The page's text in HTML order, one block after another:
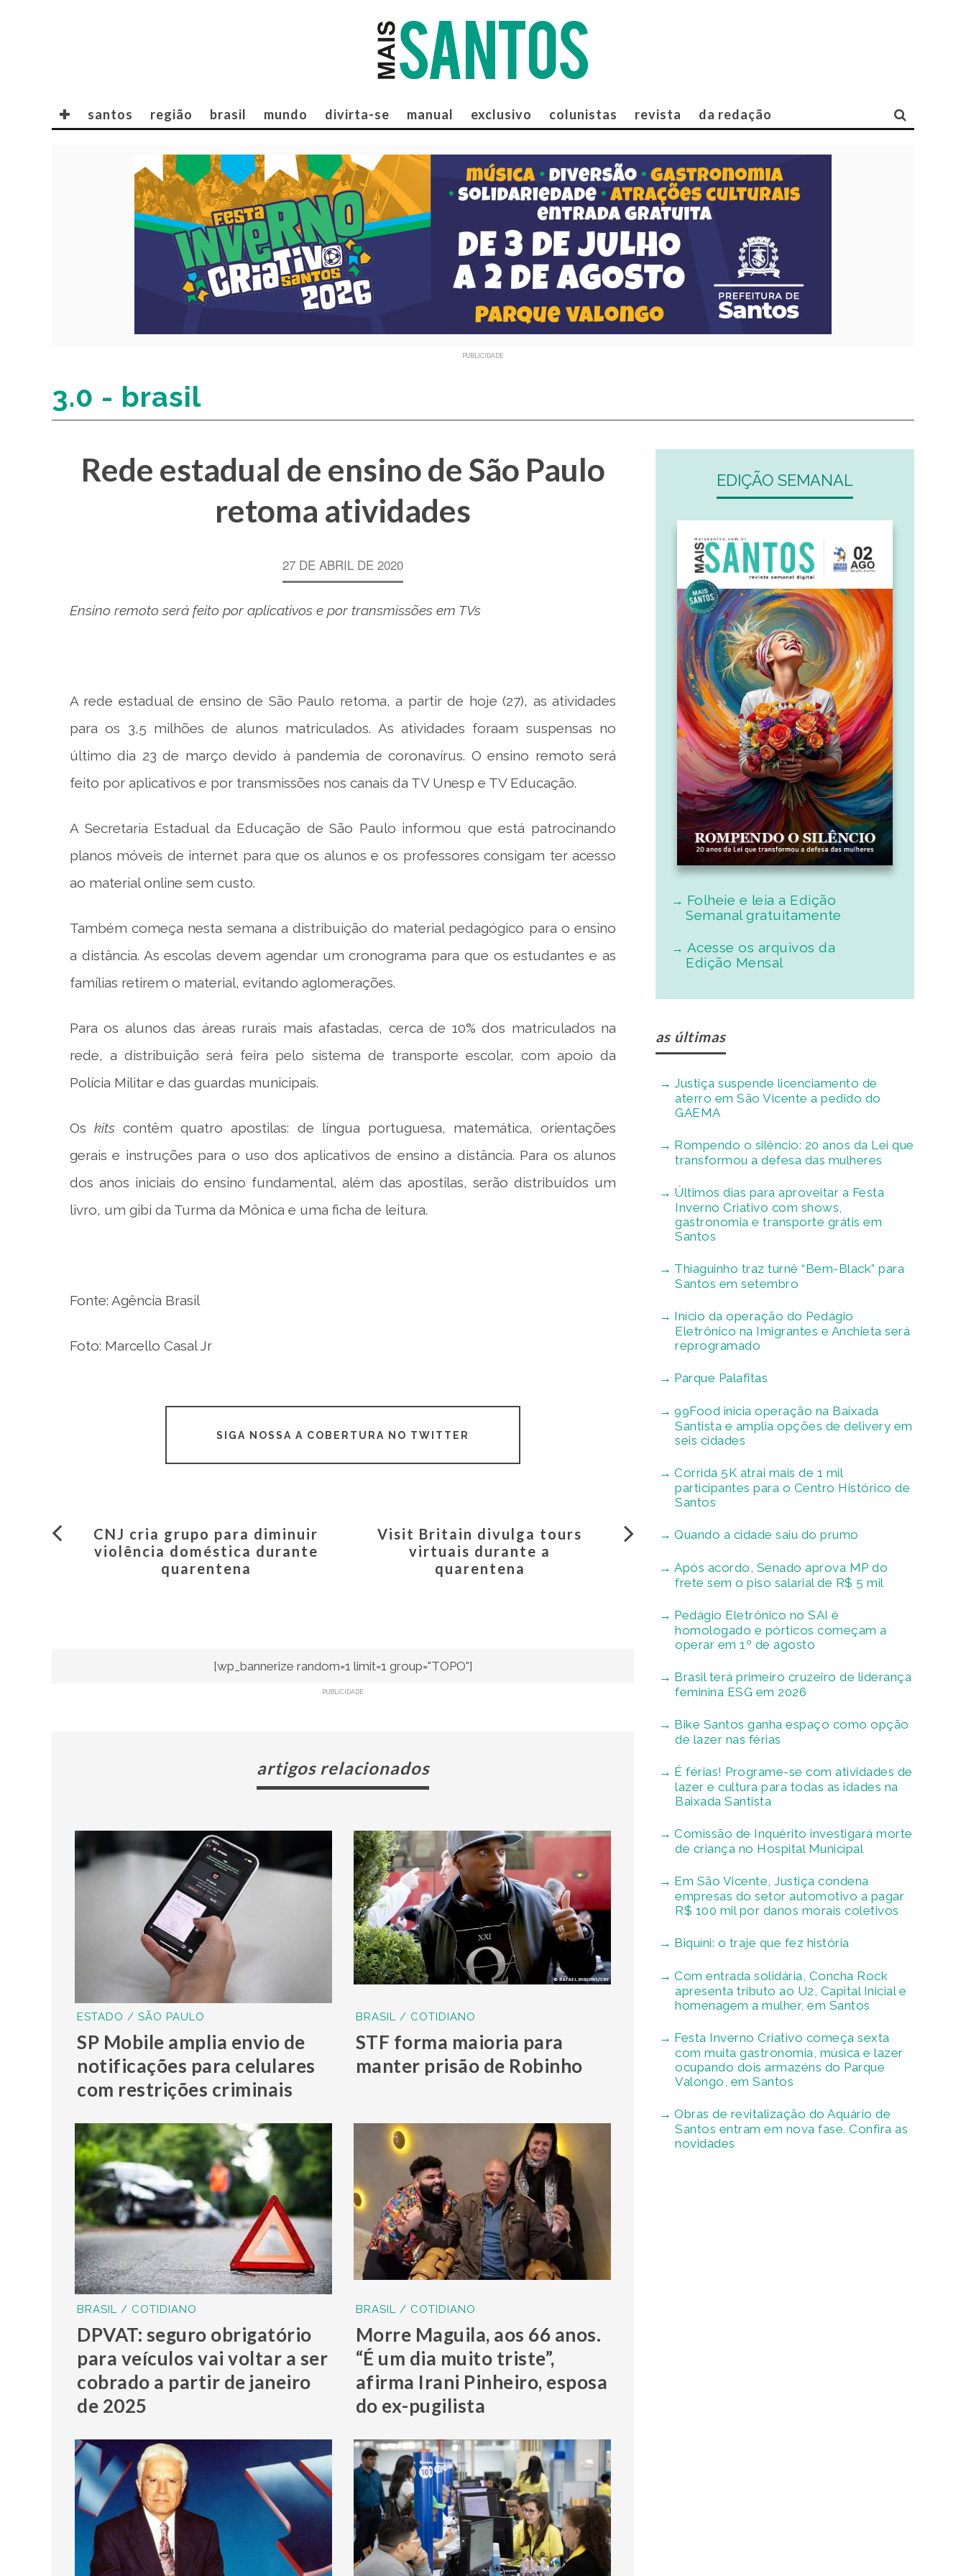
✚ santos região brasil mundo divirta-se manual exclusivo colunistas revista da redação
PUBLICIDADE
3.0 - brasil
Rede estadual de ensino de São Paulo
retoma atividades
27 DE ABRIL DE 2020
Ensino remoto será feito por aplicativos e por transmissões em TVs
A rede estadual de ensino de São Paulo retoma, a partir de hoje (27), as atividades
para os 3,5 milhões de alunos matriculados. As atividades foraam suspensas no
último dia 23 de março devido à pandemia de coronavírus. O ensino remoto será
feito por aplicativos e por transmissões nos canais da TV Unesp e TV Educação.
A Secretaria Estadual da Educação de São Paulo informou que está patrocinando
planos móveis de internet para que os alunos e os professores consigam ter acesso
ao material online sem custo.
Também começa nesta semana a distribuição do material pedagógico para o ensino
a distância. As escolas devem agendar um cronograma para que os estudantes e as
famílias retirem o material, evitando aglomerações.
Para os alunos das áreas rurais mais afastadas, cerca de 10% dos matriculados na
rede, a distribuição será feira pelo sistema de transporte escolar, com apoio da
Polícia Militar e das guardas municipais.
Oskits contêm quatro apostilas: de língua portuguesa, matemática, orientações
gerais e instruções para o uso dos aplicativos de ensino a distância. Para os alunos
dos anos iniciais do ensino fundamental, além das apostilas, serão distribuídos um
livro, um gibi da Turma da Mônica e uma ficha de leitura.
Fonte: Agência Brasil
Foto: Marcello Casal Jr
SIGA NOSSA A COBERTURA NO TWITTER
CNJ cria grupo para diminuir
violência doméstica durante
quarentena
Visit Britain divulga tours
virtuais durante a
quarentena
[wp_bannerize random=1 limit=1 group="TOPO"]
PUBLICIDADE
artigos relacionados
ESTADO / SÃO PAULO
SP Mobile amplia envio de
notificações para celulares
com restrições criminais
BRASIL / COTIDIANO
STF forma maioria para
manter prisão de Robinho
BRASIL / COTIDIANO
DPVAT: seguro obrigatório
para veículos vai voltar a ser
cobrado a partir de janeiro
de 2025
BRASIL / COTIDIANO
Morre Maguila, aos 66 anos.
“É um dia muito triste”,
afirma Irani Pinheiro, esposa
do ex-pugilista
EDIÇÃO SEMANAL
Folheie e leia a Edição
Semanal gratuitamente
Acesse os arquivos da
Edição Mensal
as últimas
Justiça suspende licenciamento de
aterro em São Vicente a pedido do
GAEMA
Rompendo o silêncio: 20 anos da Lei que
transformou a defesa das mulheres
Últimos dias para aproveitar a Festa
Inverno Criativo com shows,
gastronomia e transporte grátis em
Santos
Thiaguinho traz turnê “Bem-Black” para
Santos em setembro
Início da operação do Pedágio
Eletrônico na Imigrantes e Anchieta será
reprogramado
Parque Palafitas
99Food inicia operação na Baixada
Santista e amplia opções de delivery em
seis cidades
Corrida 5K atrai mais de 1 mil
participantes para o Centro Histórico de
Santos
Quando a cidade saiu do prumo
Após acordo, Senado aprova MP do
frete sem o piso salarial de R$ 5 mil
Pedágio Eletrônico no SAI é
homologado e pórticos começam a
operar em 1º de agosto
Brasil terá primeiro cruzeiro de liderança
feminina ESG em 2026
Bike Santos ganha espaço como opção
de lazer nas férias
É férias! Programe-se com atividades de
lazer e cultura para todas as idades na
Baixada Santista
Comissão de Inquérito investigará morte
de criança no Hospital Municipal
Em São Vicente, Justiça condena
empresas do setor automotivo a pagar
R$ 100 mil por danos morais coletivos
Biquíni: o traje que fez história
Com entrada solidária, Concha Rock
apresenta tributo ao U2, Capital Inicial e
homenagem a mulher, em Santos
Festa Inverno Criativo começa sexta
com muita gastronomia, música e lazer
ocupando dois armazéns do Parque
Valongo, em Santos
Obras de revitalização do Aquário de
Santos entram em nova fase. Confira as
novidades